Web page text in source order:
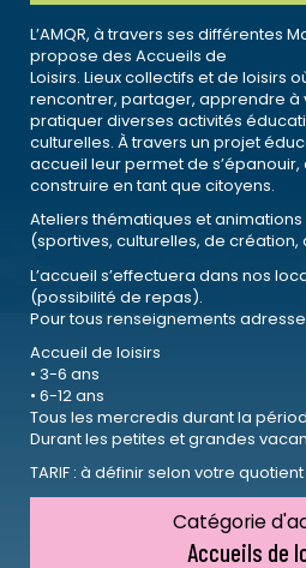
L’AMQR, à travers ses différentes
propose des Accueils de
Loisirs. Lieux collectifs et de loisirs
rencontrer, partager, apprendre à
pratiquer diverses activités
culturelles. À travers un projet
accueil leur permet de s’épanouir,
construire en tant que citoyens.
Ateliers thématiques et
(sportives, culturelles, de
L’accueil s’effectuera dans nos
(possibilité de repas).
Pour tous renseignements
Accueil de loisirs
• 3-6 ans
• 6-12 ans
Tous les mercredis durant la
Durant les petites et grandes
TARIF : à définir selon votre
Catégorie
Accueils de